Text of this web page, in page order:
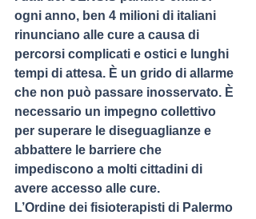
ogni anno, ben 4 milioni di italiani
rinunciano alle cure a causa di
percorsi complicati e ostici e lunghi
tempi di attesa. È un grido di allarme
che non può passare inosservato. È
necessario un impegno collettivo
per superare le diseguaglianze e
abbattere le barriere che
impediscono a molti cittadini di
avere accesso alle cure.
L’Ordine dei fisioterapisti di Palermo